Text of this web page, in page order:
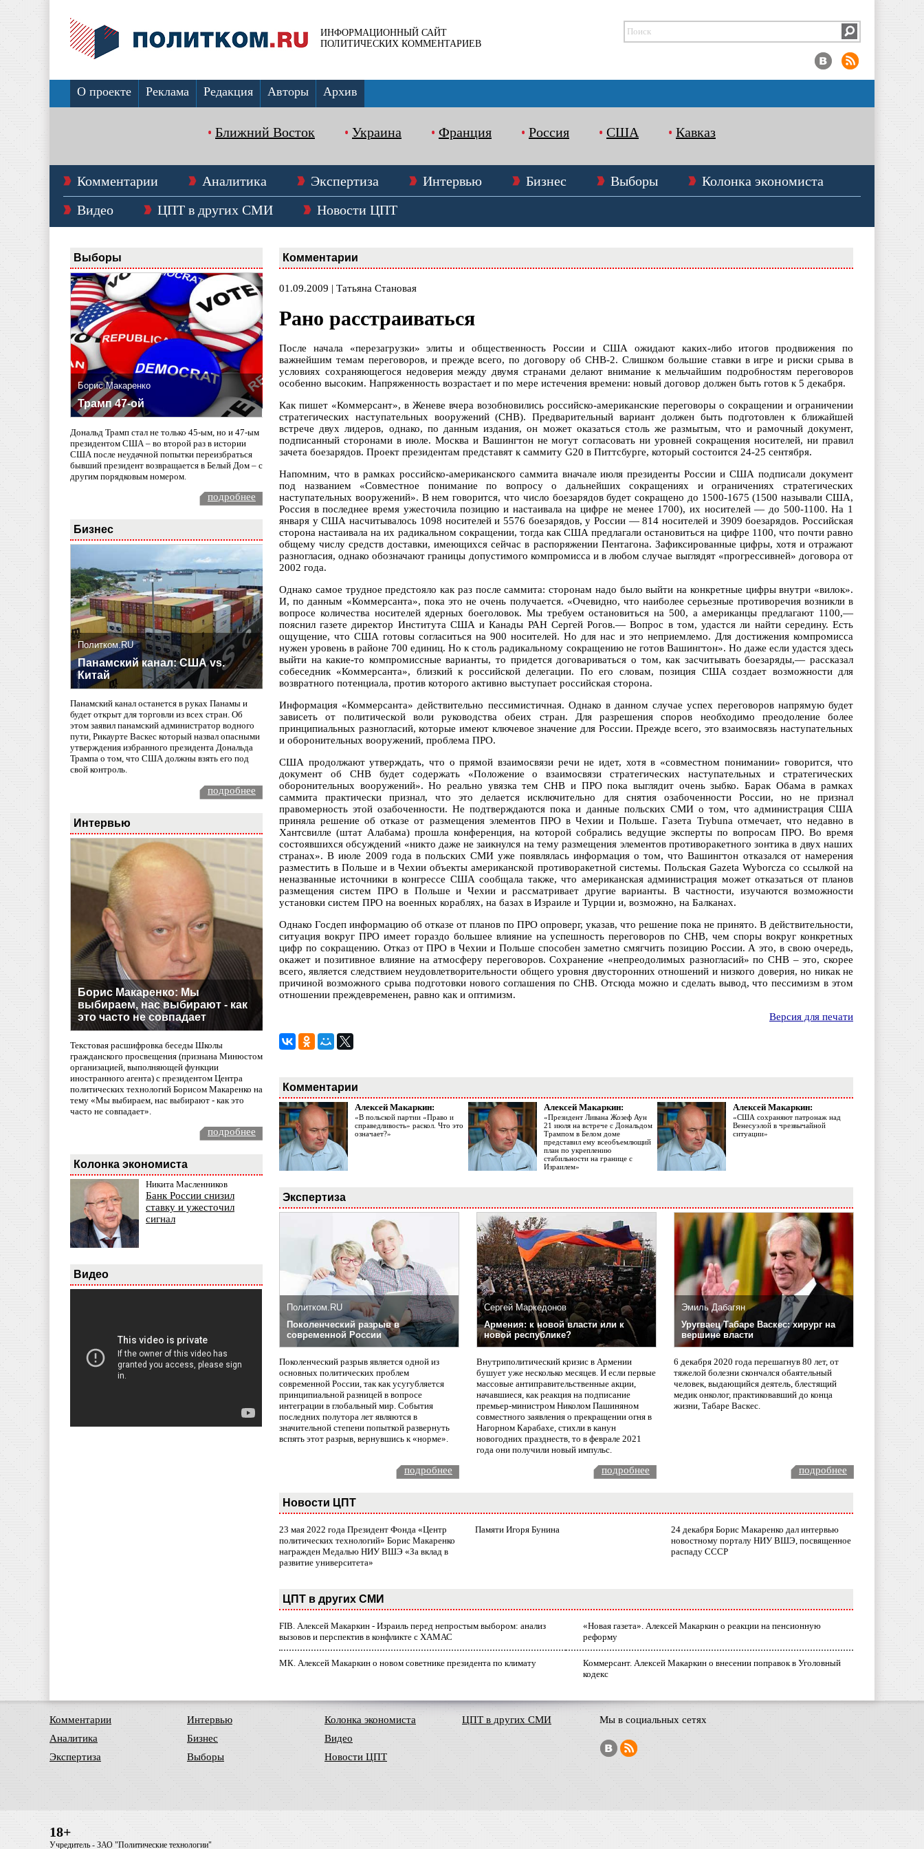
ИНФОРМАЦИОННЫЙ САЙТ
ПОЛИТИЧЕСКИХ КОММЕНТАРИЕВ
О проекте Реклама Редакция Авторы Архив
Ближний Восток Украина Франция Россия США Кавказ
Комментарии Аналитика Экспертиза Интервью Бизнес Выборы
Колонка экономиста
Видео
ЦПТ в других СМИ Новости ЦПТ
Выборы
Борис Макаренко
Трамп 47-ой
Дональд Трамп стал не только 45-ым, но и 47-ым
президентом США – во второй раз в истории
США после неудачной попытки переизбраться
бывший президент возвращается в Белый Дом – с
другим порядковым номером.
подробнее
Бизнес
Политком.RU
Панамский канал: США vs.
Китай
Панамский канал останется в руках Панамы и
будет открыт для торговли из всех стран. Об
этом заявил панамский администратор водного
пути, Рикаурте Васкес который назвал опасными
утверждения избранного президента Дональда
Трампа о том, что США должны взять его под
свой контроль.
подробнее
Интервью
Борис Макаренко: Мы
выбираем, нас выбирают - как
это часто не совпадает
Текстовая расшифровка беседы Школы
гражданского просвещения (признана Минюстом
организацией, выполняющей функции
иностранного агента) с президентом Центра
политических технологий Борисом Макаренко на
тему «Мы выбираем, нас выбирают - как это
часто не совпадает».
подробнее
Колонка экономиста
Никита Масленников
Банк России снизил
ставку и ужесточил
сигнал
Видео
Комментарии
01.09.2009 | Татьяна Становая
Рано расстраиваться
После начала «перезагрузки» элиты и общественность России и США ожидают каких-либо итогов продвижения по
важнейшим темам переговоров, и прежде всего, по договору об СНВ-2. Слишком большие ставки в игре и риски срыва в
условиях сохраняющегося недоверия между двумя странами делают внимание к мельчайшим подробностям переговоров
особенно высоким. Напряженность возрастает и по мере истечения времени: новый договор должен быть готов к 5 декабря.
Как пишет «Коммерсант», в Женеве вчера возобновились российско-американские переговоры о сокращении и ограничении
стратегических наступательных вооружений (СНВ). Предварительный вариант должен быть подготовлен к ближайшей
встрече двух лидеров, однако, по данным издания, он может оказаться столь же размытым, что и рамочный документ,
подписанный сторонами в июле. Москва и Вашингтон не могут согласовать ни уровней сокращения носителей, ни правил
зачета боезарядов. Проект президентам представят к саммиту G20 в Питтсбурге, который состоится 24-25 сентября.
Напомним, что в рамках российско-американского саммита вначале июля президенты России и США подписали документ
под названием «Совместное понимание по вопросу о дальнейших сокращениях и ограничениях стратегических
наступательных вооружений». В нем говорится, что число боезарядов будет сокращено до 1500-1675 (1500 называли США,
Россия в последнее время ужесточила позицию и настаивала на цифре не менее 1700), их носителей — до 500-1100. На 1
января у США насчитывалось 1098 носителей и 5576 боезарядов, у России — 814 носителей и 3909 боезарядов. Российская
сторона настаивала на их радикальном сокращении, тогда как США предлагали остановиться на цифре 1100, что почти равно
общему числу средств доставки, имеющихся сейчас в распоряжении Пентагона. Зафиксированные цифры, хотя и отражают
разногласия, однако обозначают границы допустимого компромисса и в любом случае выглядят «прогрессивней» договора от
2002 года.
Однако самое трудное предстояло как раз после саммита: сторонам надо было выйти на конкретные цифры внутри «вилок».
И, по данным «Коммерсанта», пока это не очень получается. «Очевидно, что наиболее серьезные противоречия возникли в
вопросе количества носителей ядерных боеголовок. Мы требуем остановиться на 500, а американцы предлагают 1100,—
пояснил газете директор Института США и Канады РАН Сергей Рогов.— Вопрос в том, удастся ли найти середину. Есть
ощущение, что США готовы согласиться на 900 носителей. Но для нас и это неприемлемо. Для достижения компромисса
нужен уровень в районе 700 единиц. Но к столь радикальному сокращению не готов Вашингтон». Но даже если удастся здесь
выйти на какие-то компромиссные варианты, то придется договариваться о том, как засчитывать боезаряды,— рассказал
собеседник «Коммерсанта», близкий к российской делегации. По его словам, позиция США создает возможности для
возвратного потенциала, против которого активно выступает российская сторона.
Информация «Коммерсанта» действительно пессимистичная. Однако в данном случае успех переговоров напрямую будет
зависеть от политической воли руководства обеих стран. Для разрешения споров необходимо преодоление более
принципиальных разногласий, которые имеют ключевое значение для России. Прежде всего, это взаимосвязь наступательных
и оборонительных вооружений, проблема ПРО.
США продолжают утверждать, что о прямой взаимосвязи речи не идет, хотя в «совместном понимании» говорится, что
документ об СНВ будет содержать «Положение о взаимосвязи стратегических наступательных и стратегических
оборонительных вооружений». Но реально увязка тем СНВ и ПРО пока выглядит очень зыбко. Барак Обама в рамках
саммита практически признал, что это делается исключительно для снятия озабоченности России, но не признал
правомерность этой озабоченности. Не подтверждаются пока и данные польских СМИ о том, что администрация США
приняла решение об отказе от размещения элементов ПРО в Чехии и Польше. Газета Trybuna отмечает, что недавно в
Хантсвилле (штат Алабама) прошла конференция, на которой собрались ведущие эксперты по вопросам ПРО. Во время
состоявшихся обсуждений «никто даже не заикнулся на тему размещения элементов противоракетного зонтика в двух наших
странах». В июле 2009 года в польских СМИ уже появлялась информация о том, что Вашингтон отказался от намерения
разместить в Польше и в Чехии объекты американской противоракетной системы. Польская Gazeta Wyborcza со ссылкой на
неназванные источники в конгрессе США сообщала также, что американская администрация может отказаться от планов
размещения систем ПРО в Польше и Чехии и рассматривает другие варианты. В частности, изучаются возможности
установки систем ПРО на военных кораблях, на базах в Израиле и Турции и, возможно, на Балканах.
Однако Госдеп информацию об отказе от планов по ПРО опроверг, указав, что решение пока не принято. В действительности,
ситуация вокруг ПРО имеет гораздо большее влияние на успешность переговоров по СНВ, чем споры вокруг конкретных
цифр по сокращению. Отказ от ПРО в Чехии и Польше способен заметно смягчить позицию России. А это, в свою очередь,
окажет и позитивное влияние на атмосферу переговоров. Сохранение «непреодолимых разногласий» по СНВ – это, скорее
всего, является следствием неудовлетворительности общего уровня двусторонних отношений и низкого доверия, но никак не
причиной возможного срыва подготовки нового соглашения по СНВ. Отсюда можно и сделать вывод, что пессимизм в этом
отношении преждевременен, равно как и оптимизм.
Версия для печати
Комментарии
Алексей Макаркин:
«В польской партии «Право и
справедливость» раскол. Что это
означает?»
Алексей Макаркин:
«Президент Ливана Жозеф Аун
21 июля на встрече с Дональдом
Трампом в Белом доме
представил ему всеобъемлющий
план по укреплению
стабильности на границе с
Израилем»
Алексей Макаркин:
«США сохраняют патронаж над
Венесуэлой в чрезвычайной
ситуации»
Экспертиза
Политком.RU
Поколенческий разрыв в
современной России
Поколенческий разрыв является одной из
основных политических проблем
современной России, так как усугубляется
принципиальной разницей в вопросе
интеграции в глобальный мир. События
последних полутора лет являются в
значительной степени попыткой развернуть
вспять этот разрыв, вернувшись к «норме».
Сергей Маркедонов
Армения: к новой власти или к
новой республике?
Внутриполитический кризис в Армении
бушует уже несколько месяцев. И если первые
массовые антиправительственные акции,
начавшиеся, как реакция на подписание
премьер-министром Николом Пашиняном
совместного заявления о прекращении огня в
Нагорном Карабахе, стихли в канун
новогодних празднеств, то в феврале 2021
года они получили новый импульс.
Эмиль Дабагян
Уругваец Табаре Васкес: хирург на
вершине власти
6 декабря 2020 года перешагнув 80 лет, от
тяжелой болезни скончался обаятельный
человек, выдающийся деятель, блестящий
медик онколог, практиковавший до конца
жизни, Табаре Васкес.
подробнее подробнее подробнее
Новости ЦПТ
23 мая 2022 года Президент Фонда «Центр
политических технологий» Борис Макаренко
награжден Медалью НИУ ВШЭ «За вклад в
развитие университета»
Памяти Игоря Бунина
24 декабря Борис Макаренко дал интервью
новостному порталу НИУ ВШЭ, посвященное
распаду СССР
ЦПТ в других СМИ
FIB. Алексей Макаркин - Израиль перед непростым выбором: анализ
вызовов и перспектив в конфликте с ХАМАС
«Новая газета». Алексей Макаркин о реакции на пенсионную
реформу
МК. Алексей Макаркин о новом советнике президента по климату
Коммерсант. Алексей Макаркин о внесении поправок в Уголовный
кодекс
Комментарии
Аналитика
Экспертиза
Интервью
Бизнес
Выборы
Колонка экономиста
Видео
Новости ЦПТ
ЦПТ в других СМИ Мы в социальных сетях
18+
Учредитель - ЗАО "Политические технологии"